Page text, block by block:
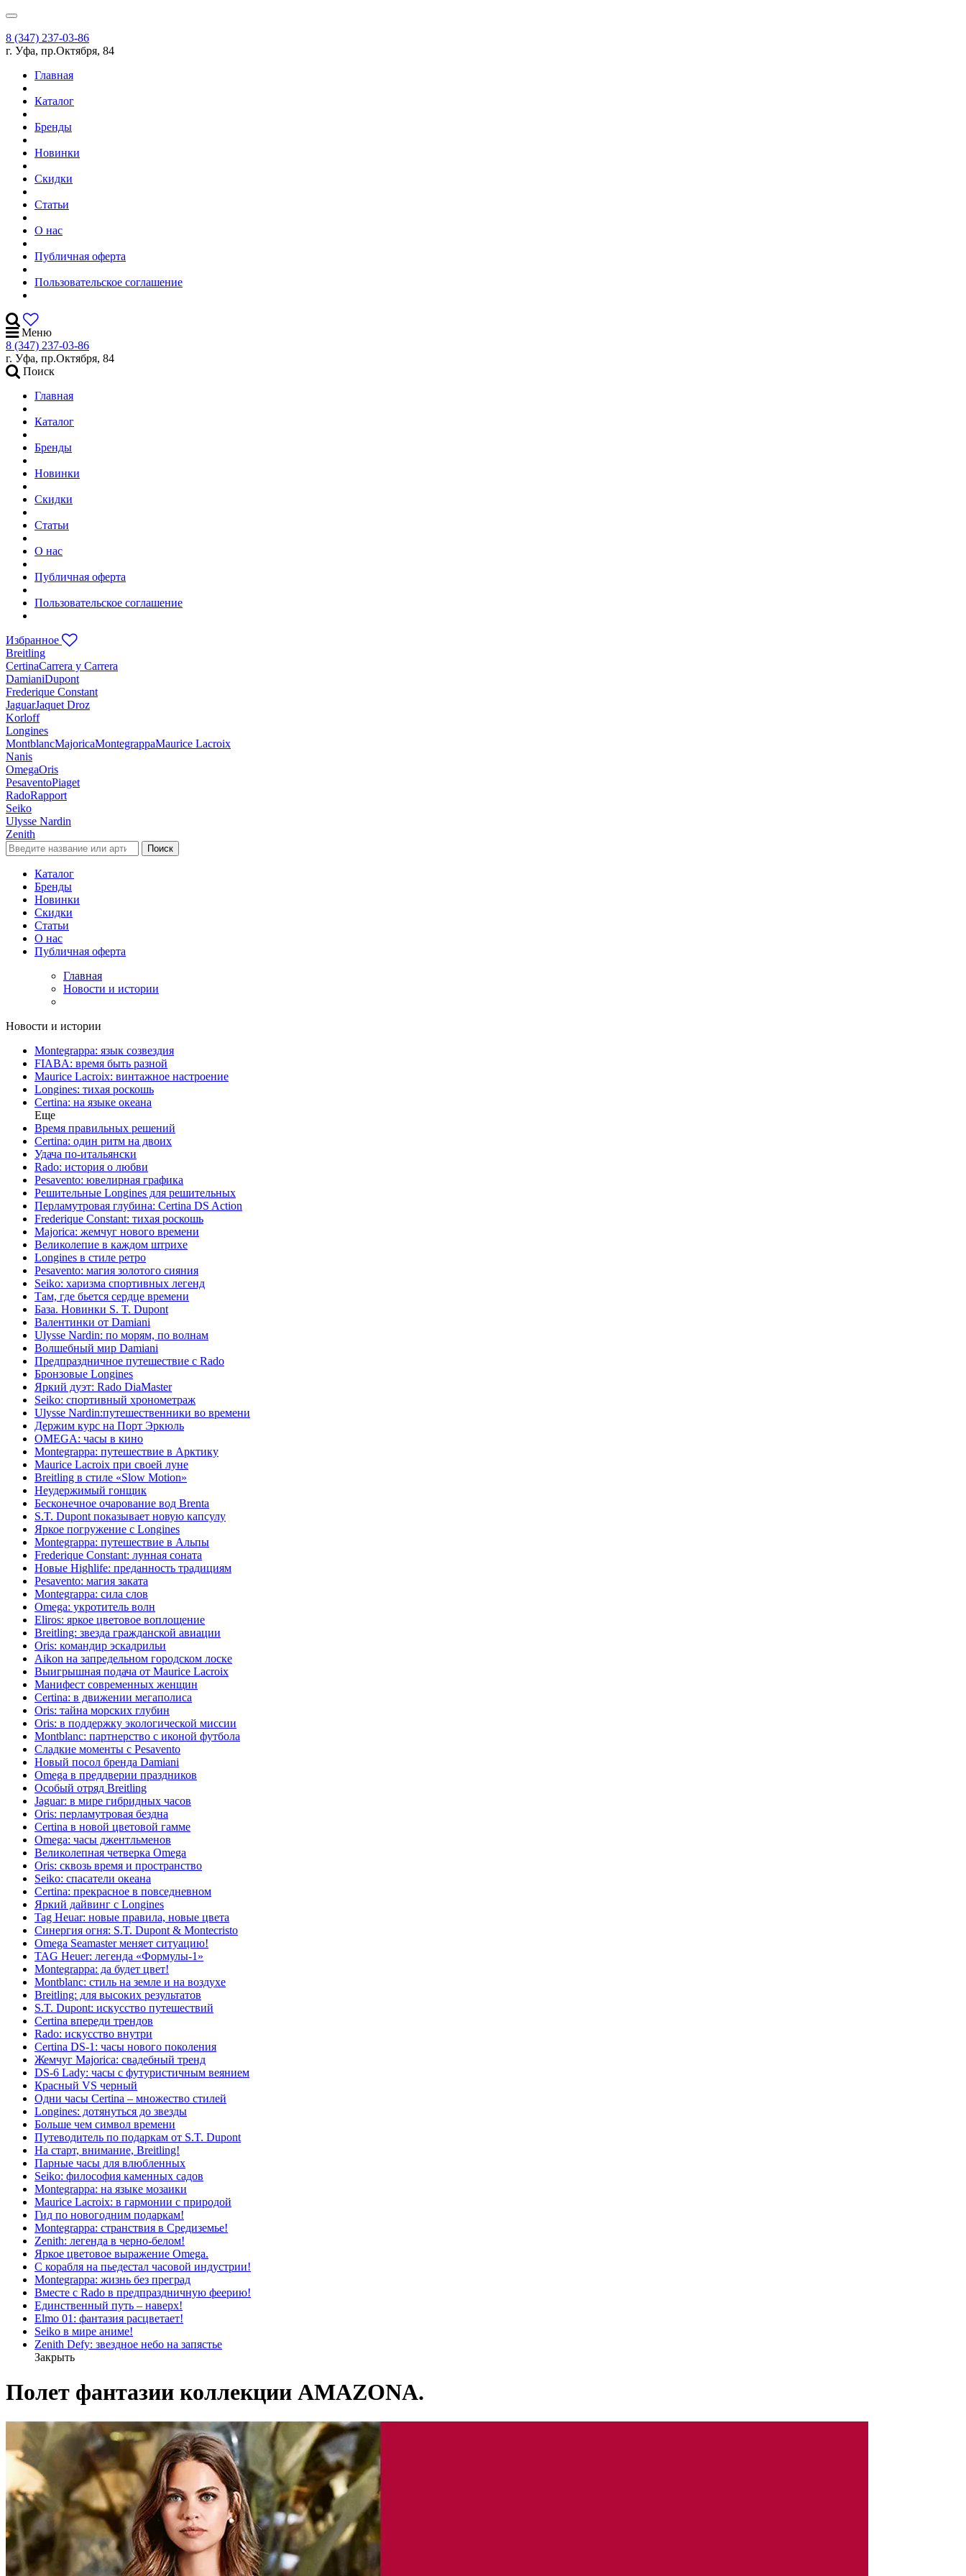
8 (347) 237-03-86
г. Уфа, пр.Октября, 84
Главная
Каталог
Бренды
Новинки
Скидки
Статьи
О нас
Публичная оферта
Пользовательское соглашение
Меню
8 (347) 237-03-86
г. Уфа, пр.Октября, 84
Поиск
Главная
Каталог
Бренды
Новинки
Скидки
Статьи
О нас
Публичная оферта
Пользовательское соглашение
Избранное
Breitling
CertinaCarrera y Carrera
DamianiDupont
Frederique Constant
JaguarJaquet Droz
Korloff
Longines
MontblancMajoricaMontegrappaMaurice Lacroix
Nanis
OmegaOris
PesaventoPiaget
RadoRapport
Seiko
Ulysse Nardin
Zenith
Поиск
Каталог
Бренды
Новинки
Скидки
Статьи
О нас
Публичная оферта
Главная
Новости и истории
Новости и истории
Montegrappa: язык созвездия
FIABA: время быть разной
Maurice Lacroix: винтажное настроение
Longines: тихая роскошь
Certina: на языке океана
Еще
Время правильных решений
Certina: один ритм на двоих
Удача по-итальянски
Rado: история о любви
Pesavento: ювелирная графика
Решительные Longines для решительных
Перламутровая глубина: Certina DS Action
Frederique Constant: тихая роскошь
Majorica: жемчуг нового времени
Великолепие в каждом штрихе
Longines в стиле ретро
Pesavento: магия золотого сияния
Seiko: харизма спортивных легенд
Там, где бьется сердце времени
База. Новинки S. T. Dupont
Валентинки от Damiani
Ulysse Nardin: по морям, по волнам
Волшебный мир Damiani
Предпраздничное путешествие с Rado
Бронзовые Longines
Яркий дуэт: Rado DiaMaster
Seiko: спортивный хронометраж
Ulysse Nardin:путешественники во времени
Держим курс на Порт Эркюль
OMEGA: часы в кино
Montegrappa: путешествие в Арктику
Maurice Lacroix при своей луне
Breitling в стиле «Slow Motion»
Неудержимый гонщик
Бесконечное очарование вод Brenta
S.T. Dupont показывает новую капсулу
Яркое погружение с Longines
Montegrappa: путешествие в Альпы
Frederique Constant: лунная соната
Новые Highlife: преданность традициям
Pesavento: магия заката
Montegrappa: сила слов
Omega: укротитель волн
Eliros: яркое цветовое воплощение
Breitling: звезда гражданской авиации
Oris: командир эскадрильи
Aikon на запредельном городском лоске
Выигрышная подача от Maurice Lacroix
Манифест современных женщин
Certina: в движении мегаполиса
Oris: тайна морских глубин
Oris: в поддержку экологической миссии
Montblanc: партнерство с иконой футбола
Сладкие моменты с Pesavento
Новый посол бренда Damiani
Omega в преддверии праздников
Особый отряд Breitling
Jaguar: в мире гибридных часов
Oris: перламутровая бездна
Certina в новой цветовой гамме
Omega: часы джентльменов
Великолепная четверка Omega
Oris: сквозь время и пространство
Seiko: спасатели океана
Certina: прекрасное в повседневном
Яркий дайвинг с Longines
Tag Heuar: новые правила, новые цвета
Синергия огня: S.T. Dupont & Montecristo
Omega Seamaster меняет ситуацию!
TAG Heuer: легенда «Формулы-1»
Montegrappa: да будет цвет!
Montblanc: стиль на земле и на воздухе
Breitling: для высоких результатов
S.T. Dupont: искусство путешествий
Certina впереди трендов
Rado: искусство внутри
Certina DS-1: часы нового поколения
Жемчуг Majorica: свадебный тренд
DS-6 Lady: часы с футуристичным веянием
Красный VS черный
Одни часы Certina – множество стилей
Longines: дотянуться до звезды
Больше чем символ времени
Путеводитель по подаркам от S.T. Dupont
На старт, внимание, Breitling!
Парные часы для влюбленных
Seiko: философия каменных садов
Montegrappa: на языке мозаики
Maurice Lacroix: в гармонии с природой
Гид по новогодним подаркам!
Montegrappa: странствия в Средиземье!
Zenith: легенда в черно-белом!
Яркое цветовое выражение Omega.
С корабля на пьедестал часовой индустрии!
Montegrappa: жизнь без преград
Вместе с Rado в предпраздничную феерию!
Единственный путь – наверх!
Elmo 01: фантазия расцветает!
Seiko в мире аниме!
Zenith Defy: звездное небо на запястье
Закрыть
Полет фантазии коллекции AMAZONA.